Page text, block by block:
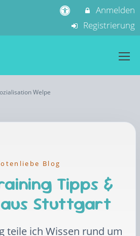
Anmelden
Registrierung
Welpe
Blog
Tipps &
aus Stuttgart
teile ich Wissen rund um